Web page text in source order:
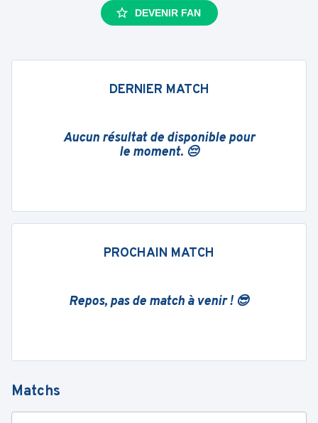
DEVENIR FAN
DERNIER MATCH
Aucun résultat de disponible pour
le moment. 😔
PROCHAIN MATCH
Repos, pas de match à venir ! 😎
Matchs